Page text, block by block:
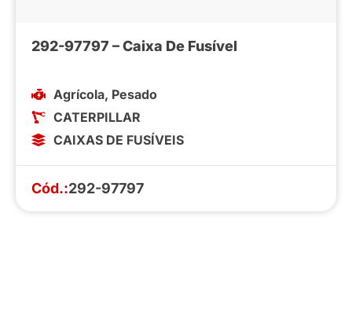
292-97797 – Caixa De Fusível
Agrícola, Pesado
CATERPILLAR
CAIXAS DE FUSÍVEIS
Cód.:292-97797